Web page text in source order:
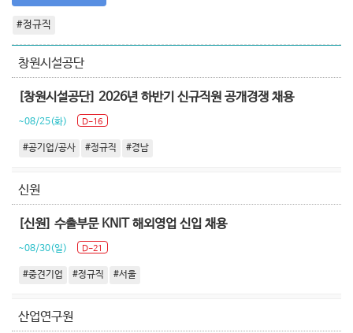
#정규직
창원시설공단
[창원시설공단] 2026년 하반기 신규직원 공개경쟁 채용
~08/25(화) D-16
#공기업/공사 #정규직 #경남
신원
[신원] 수출부문 KNIT 해외영업 신입 채용
~08/30(일) D-21
#중견기업 #정규직 #서울
산업연구원